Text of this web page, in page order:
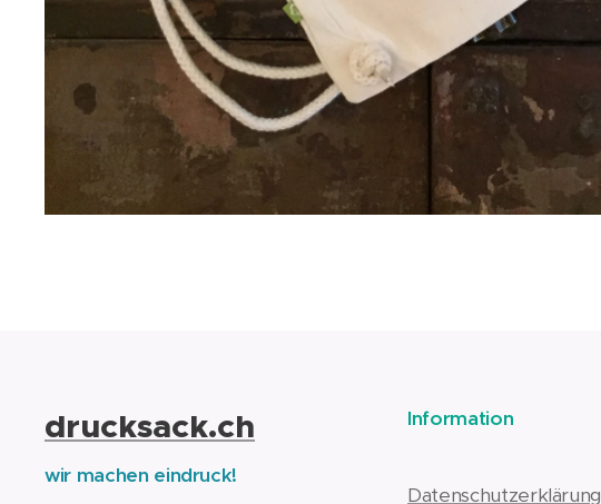
drucksack.ch
wir machen eindruck!
Information
Datenschutzerklärung